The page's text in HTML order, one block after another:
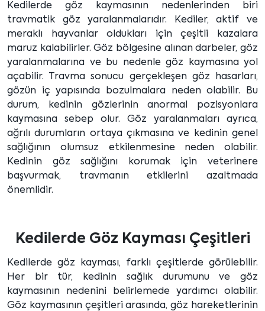
Kedilerde göz kaymasının nedenlerinden biri
travmatik göz yaralanmalarıdır. Kediler, aktif ve
meraklı hayvanlar oldukları için çeşitli kazalara
maruz kalabilirler. Göz bölgesine alınan darbeler, göz
yaralanmalarına ve bu nedenle göz kaymasına yol
açabilir. Travma sonucu gerçekleşen göz hasarları,
gözün iç yapısında bozulmalara neden olabilir. Bu
durum, kedinin gözlerinin anormal pozisyonlara
kaymasına sebep olur. Göz yaralanmaları ayrıca,
ağrılı durumların ortaya çıkmasına ve kedinin genel
sağlığının olumsuz etkilenmesine neden olabilir.
Kedinin göz sağlığını korumak için veterinere
başvurmak, travmanın etkilerini azaltmada
önemlidir.
Kedilerde Göz Kayması Çeşitleri
Kedilerde göz kayması, farklı çeşitlerde görülebilir.
Her bir tür, kedinin sağlık durumunu ve göz
kaymasının nedenini belirlemede yardımcı olabilir.
Göz kaymasının çeşitleri arasında, göz hareketlerinin